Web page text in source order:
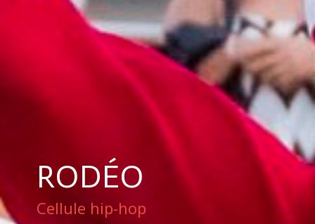
RODÉO
Cellule hip-hop